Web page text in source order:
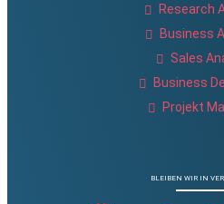
Research
Business
Sales
Business
Projekt
BLEIBEN WIR IN